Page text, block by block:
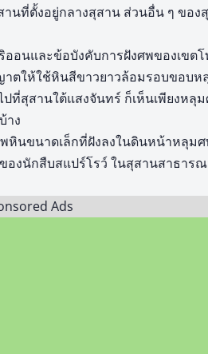
นที่ตั้งอยู่กลางสุสาน ส่วนอื่น ๆ ขอ
อนและข้อบังคับการฝังศพของเขต
ตให้ใช้หินสีขาวยาวล้อมรอบขอบห
ที่สุสานใต้แสงจันทร์ ก็เห็นเพียงห
าง
ขนาดเล็กที่ฝังลงในดินหน้าหลุมศ
องนักสืบสแปร์โรว์ ในสุสานสาธาร
Ads